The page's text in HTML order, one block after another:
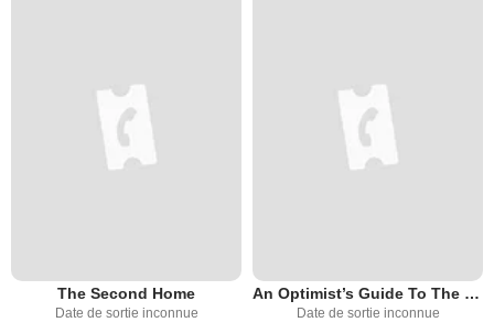
The Second Home
Date de sortie inconnue
An Optimist’s Guide To The Planet
Date de sortie inconnue